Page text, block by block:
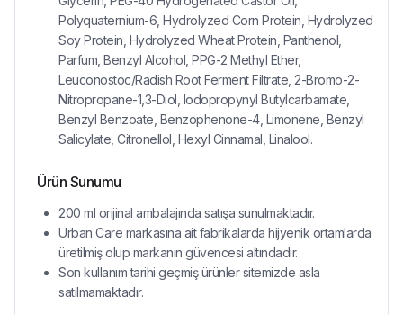
Polyquaternium-6, Hydrolyzed Corn Protein, Hydrolyzed
Soy Protein, Hydrolyzed Wheat Protein, Panthenol,
Parfum, Benzyl Alcohol, PPG-2 Methyl Ether,
Leuconostoc/Radish Root Ferment Filtrate, 2-Bromo-2-
Nitropropane-1,3-Diol, Iodopropynyl Butylcarbamate,
Benzyl Benzoate, Benzophenone-4, Limonene, Benzyl
Salicylate, Citronellol, Hexyl Cinnamal, Linalool.
Ürün Sunumu
200 ml orijinal ambalajında satışa sunulmaktadır.
Urban Care markasına ait fabrikalarda hijyenik ortamlarda
üretilmiş olup markanın güvencesi altındadır.
Son kullanım tarihi geçmiş ürünler sitemizde asla
satılmamaktadır.